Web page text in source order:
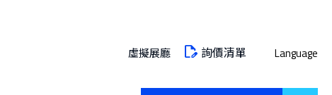
虛擬展廳 詢價清單 Language